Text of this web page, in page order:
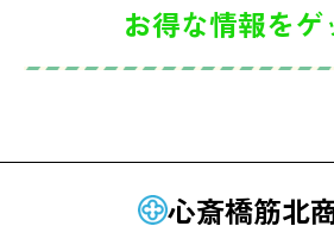
お得な情報をゲ
心斎橋筋北